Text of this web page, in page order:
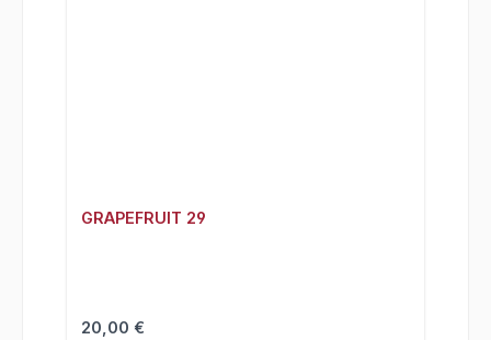
GRAPEFRUIT 29
Regulärer Preis:
20,00 €